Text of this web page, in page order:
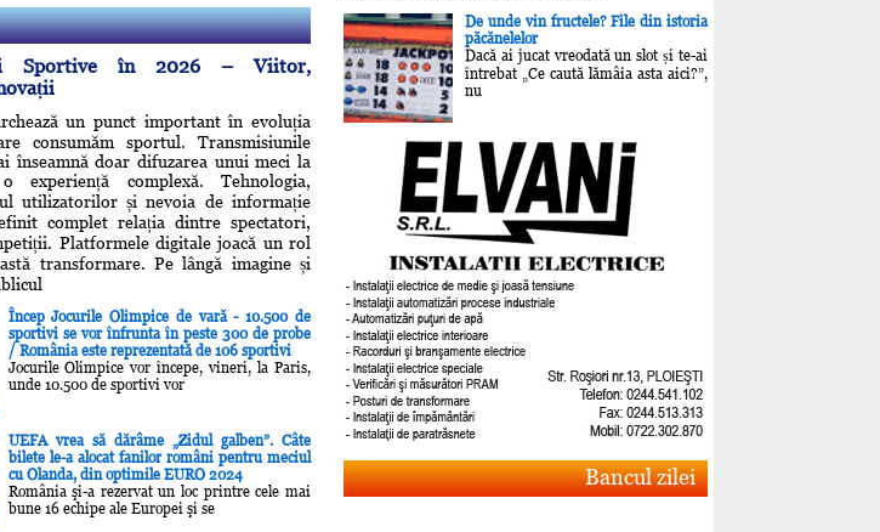
Sportive în 2026 – Viitor,
un punct important în evoluția
consumăm sportul. Transmisiunile
înseamnă doar difuzarea unui meci la
experiență complexă. Tehnologia,
utilizatorilor și nevoia de informație
complet relația dintre spectatori,
Platformele digitale joacă un rol
transformare. Pe lângă imagine și
Încep Jocurile Olimpice de vară - 10.500 de
sportivi se vor înfrunta în peste 300 de probe
/ România este reprezentată de 106 sportivi
Jocurile Olimpice vor începe, vineri, la Paris,
unde 10.500 de sportivi vor
UEFA vrea să dărâme „Zidul galben”. Câte
bilete le-a alocat fanilor români pentru meciul
cu Olanda, din optimile EURO 2024
România şi-a rezervat un loc printre cele mai
bune 16 echipe ale Europei şi se
De unde vin fructele? File din istoria
păcănelelor
Dacă ai jucat vreodată un slot și te-ai
întrebat „Ce caută lămâia asta aici?”,
nu
Bancul zilei